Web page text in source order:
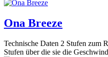
Ona Breeze
Technische Daten 2 Stufen zum
Stufen über die sie die